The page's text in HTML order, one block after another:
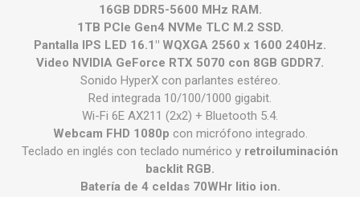
16GB DDR5-5600 MHz RAM.
1TB PCIe Gen4 NVMe TLC M.2 SSD.
Pantalla IPS LED 16.1" WQXGA 2560 x 1600 240Hz.
Video NVIDIA GeForce RTX 5070 con 8GB GDDR7.
Sonido HyperX con parlantes estéreo.
Red integrada 10/100/1000 gigabit.
Wi-Fi 6E AX211 (2x2) + Bluetooth 5.4.
Webcam FHD 1080p con micrófono integrado.
Teclado en inglés con teclado numérico y retroiluminación
backlit RGB.
Batería de 4 celdas 70WHr litio ion.